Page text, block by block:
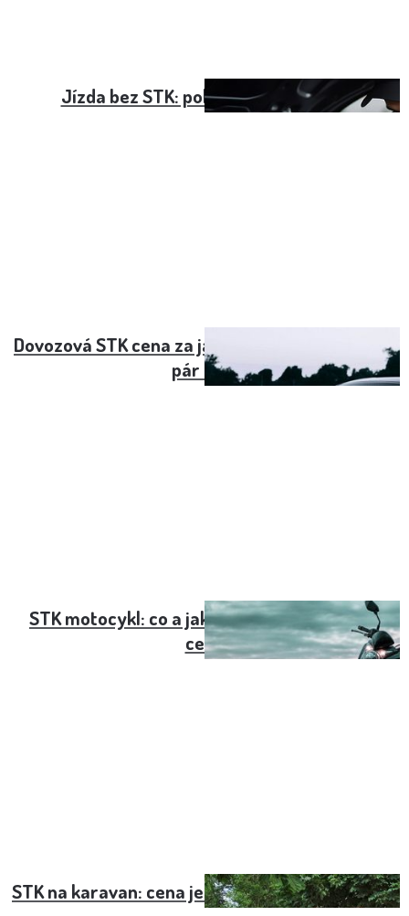
Jízda bez STK: pokuty, body a rizika
Dovozová STK cena za japonce či ameriku je jen
pár tisíc
STK motocykl: co a jak často se kontroluje a
cena
STK na karavan: cena je nízká, příprava náročná